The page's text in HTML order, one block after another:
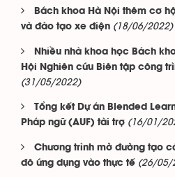
Bách khoa Hà Nội thêm cơ
và đào tạo xe điện (18/06/2022)
Nhiều nhà khoa học Bách
Hội Nghiên cứu Biên tập công
(31/05/2022)
Tổng kết Dự án Blended
Pháp ngữ (AUF) tài trợ (16/01/
Chương trình mở đường tạo
đô ứng dụng vào thực tế (26/05/